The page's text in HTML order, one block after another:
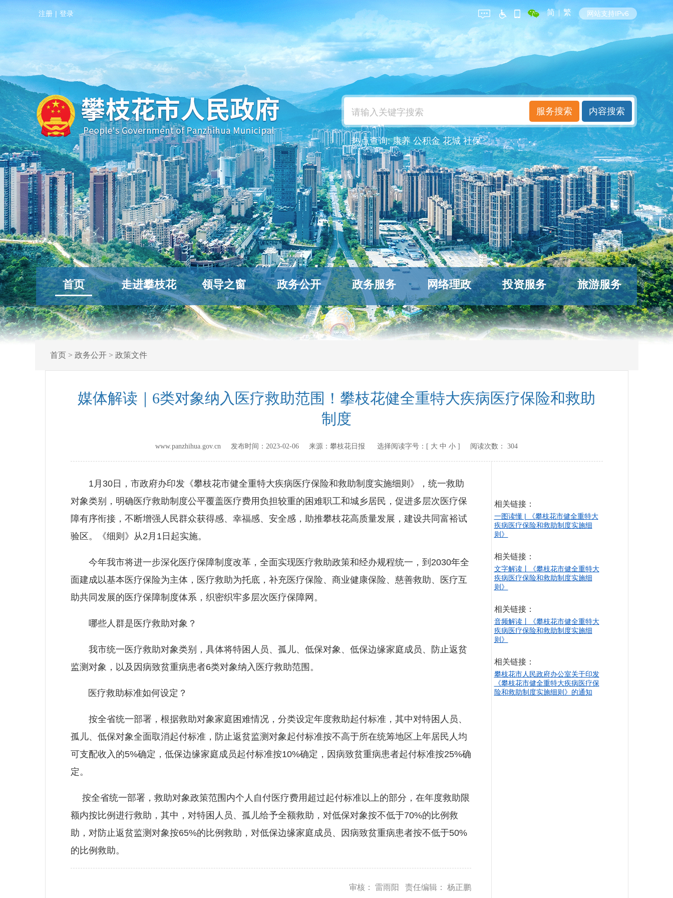
注册 | 登录 简 | 繁 网站支持IPv6
热点查询:康养 公积金 花城 社保
首页 走进攀枝花 领导之窗 政务公开 政务服务 网络理政 投资服务 旅游服务
首页> 政务公开> 政策文件
媒体解读｜6类对象纳入医疗救助范围！攀枝花健全重特大疾病医疗保险和救助
制度
www.panzhihua.gov.cn 发布时间： 2023-02-06 来源： 攀枝花日报 选择阅读字号：[ 大 中 小 ] 阅读次数： 304
1月30日，市政府办印发《攀枝花市健全重特大疾病医疗保险和救助制度实施细则》，统一救助
对象类别，明确医疗救助制度公平覆盖医疗费用负担较重的困难职工和城乡居民，促进多层次医疗保
障有序衔接，不断增强人民群众获得感、幸福感、安全感，助推攀枝花高质量发展，建设共同富裕试
验区。《细则》从2月1日起实施。
今年我市将进一步深化医疗保障制度改革，全面实现医疗救助政策和经办规程统一，到2030年全
面建成以基本医疗保险为主体，医疗救助为托底，补充医疗保险、商业健康保险、慈善救助、医疗互
助共同发展的医疗保障制度体系，织密织牢多层次医疗保障网。
哪些人群是医疗救助对象？
我市统一医疗救助对象类别，具体将特困人员、孤儿、低保对象、低保边缘家庭成员、防止返贫
监测对象，以及因病致贫重病患者6类对象纳入医疗救助范围。
医疗救助标准如何设定？
按全省统一部署，根据救助对象家庭困难情况，分类设定年度救助起付标准，其中对特困人员、
孤儿、低保对象全面取消起付标准，防止返贫监测对象起付标准按不高于所在统筹地区上年居民人均
可支配收入的5%确定，低保边缘家庭成员起付标准按10%确定，因病致贫重病患者起付标准按25%确
定。
按全省统一部署，救助对象政策范围内个人自付医疗费用超过起付标准以上的部分，在年度救助限
额内按比例进行救助，其中，对特困人员、孤儿给予全额救助，对低保对象按不低于70%的比例救
助，对防止返贫监测对象按65%的比例救助，对低保边缘家庭成员、因病致贫重病患者按不低于50%
的比例救助。
审核： 雷雨阳 责任编辑： 杨正鹏
相关链接：
一图读懂 | 《攀枝花市健全重特大
疾病医疗保险和救助制度实施细
则》
相关链接：
文字解读丨《攀枝花市健全重特大
疾病医疗保险和救助制度实施细
则》
相关链接：
音频解读丨《攀枝花市健全重特大
疾病医疗保险和救助制度实施细
则》
相关链接：
攀枝花市人民政府办公室关于印发
《攀枝花市健全重特大疾病医疗保
险和救助制度实施细则》的通知